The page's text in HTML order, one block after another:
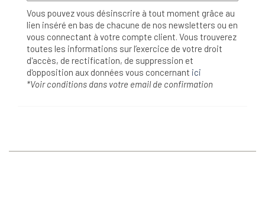
Vous pouvez vous désinscrire à tout moment grâce au
lien inséré en bas de chacune de nos newsletters ou en
vous connectant à votre compte client. Vous trouverez
toutes les informations sur l’exercice de votre droit
d'accès, de rectification, de suppression et
d'opposition aux données vous concernant ici
*Voir conditions dans votre email de confirmation